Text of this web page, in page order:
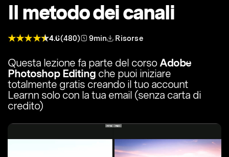
Il metodo dei canali
4.6(480) 9min Risorse
Questa lezione fa parte del corsoAdobe
Photoshop Editing che puoi iniziare
totalmente gratis creando il tuo account
Learnn solo con la tua email (senza carta di
credito)